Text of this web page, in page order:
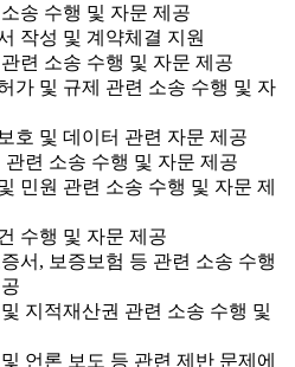
송 수행 및 자문 제공
작성 및 계약체결 지원
련 소송 수행 및 자문 제공
가 및 규제 관련 소송 수행 및 자
호 및 데이터 관련 자문 제공
관련 소송 수행 및 자문 제공
민원 관련 소송 수행 및 자문 제
수행 및 자문 제공
서, 보증보험 등 관련 소송 수행
지적재산권 관련 소송 수행 및
언론 보도 등 관련 제반 문제에